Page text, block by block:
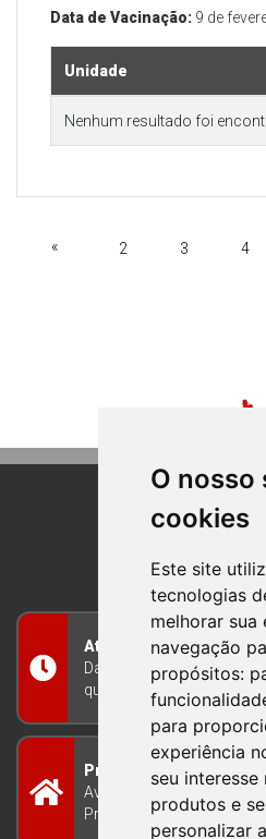
O nosso
cookies
Este site
tecnologias
melhorar sua
navegação
propósitos:
para
experiência
seu interesse
produtos e
personalizar
Data de Vacinação: 9 de
Unidade
Nenhum resultado foi
« 2 3 4
BOM
RIO
Atendimento
Das 8h às 12h e das 13h
quinta-feira, e nas sextas-
Prefeitura Municipal
Avenida Guilherme Winter
Princípio/RS - Brasil CEP